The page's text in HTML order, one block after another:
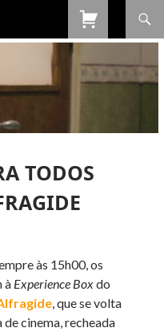
TODOS
às 15h00, os
à Experience Boxdo
, que se volta
cinema, recheada